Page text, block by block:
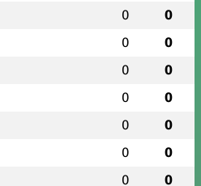
0 0
0 0
0 0
0 0
0 0
0 0
0 0